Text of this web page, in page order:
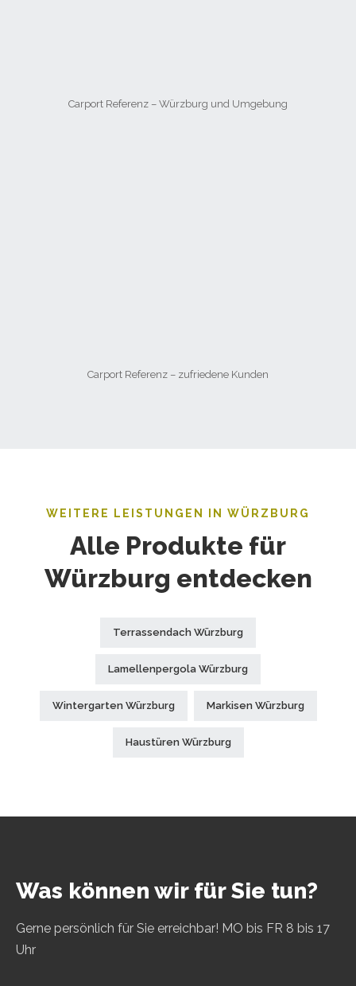
Carport Referenz – Würzburg und Umgebung
Carport Referenz – zufriedene Kunden
WEITERE LEISTUNGEN IN WÜRZBURG
Alle Produkte für
Würzburg entdecken
Terrassendach Würzburg
Lamellenpergola Würzburg
Wintergarten Würzburg Markisen Würzburg
Haustüren Würzburg
Was können wir für Sie tun?
Gerne persönlich für Sie erreichbar! MO bis FR 8 bis 17
Uhr